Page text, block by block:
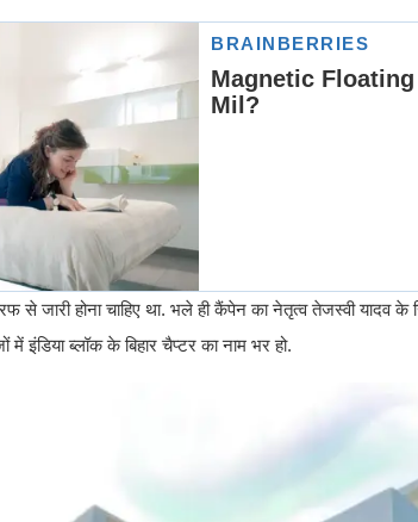
से जारी होना चाहिए था. भले ही कैंपेन का नेतृत्व तेजस्वी यादव के
इंडिया ब्लॉक के बिहार चैप्टर का नाम भर हो.